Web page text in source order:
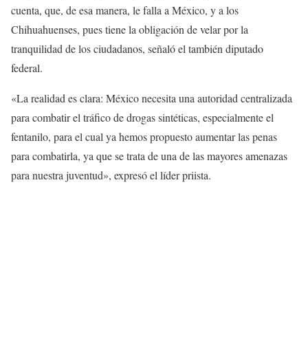
cuenta, que, de esa manera, le falla a México, y a los
Chihuahuenses, pues tiene la obligación de velar por la
tranquilidad de los ciudadanos, señaló el también diputado
federal.
«La realidad es clara: México necesita una autoridad centralizada
para combatir el tráfico de drogas sintéticas, especialmente el
fentanilo, para el cual ya hemos propuesto aumentar las penas
para combatirla, ya que se trata de una de las mayores amenazas
para nuestra juventud», expresó el líder priista.